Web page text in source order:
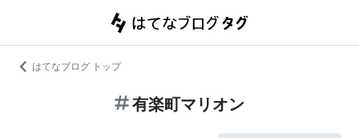
はてなブログ トップ
有楽町マリオン